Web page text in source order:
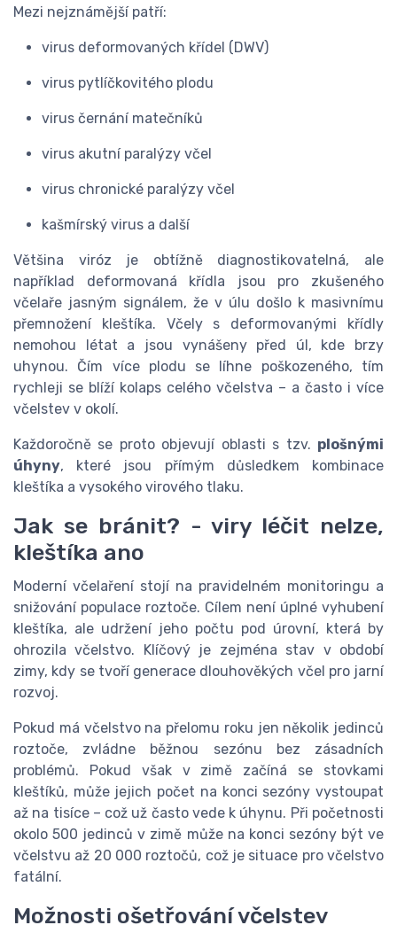
Mezi nejznámější patří:
virus deformovaných křídel (DWV)
virus pytlíčkovitého plodu
virus černání matečníků
virus akutní paralýzy včel
virus chronické paralýzy včel
kašmírský virus a další
Většina viróz je obtížně diagnostikovatelná, ale
například deformovaná křídla jsou pro zkušeného
včelaře jasným signálem, že v úlu došlo k masivnímu
přemnožení kleštíka. Včely s deformovanými křídly
nemohou létat a jsou vynášeny před úl, kde brzy
uhynou. Čím více plodu se líhne poškozeného, tím
rychleji se blíží kolaps celého včelstva – a často i více
včelstev v okolí.
Každoročně se proto objevují oblasti s tzv. plošnými
úhyny, které jsou přímým důsledkem kombinace
kleštíka a vysokého virového tlaku.
Jak se bránit? - viry léčit nelze,
kleštíka ano
Moderní včelaření stojí na pravidelném monitoringu a
snižování populace roztoče. Cílem není úplné vyhubení
kleštíka, ale udržení jeho počtu pod úrovní, která by
ohrozila včelstvo. Klíčový je zejména stav v období
zimy, kdy se tvoří generace dlouhověkých včel pro jarní
rozvoj.
Pokud má včelstvo na přelomu roku jen několik jedinců
roztoče, zvládne běžnou sezónu bez zásadních
problémů. Pokud však v zimě začíná se stovkami
kleštíků, může jejich počet na konci sezóny vystoupat
až na tisíce – což už často vede k úhynu. Při početnosti
okolo 500 jedinců v zimě může na konci sezóny být ve
včelstvu až 20 000 roztočů, což je situace pro včelstvo
fatální.
Možnosti ošetřování včelstev